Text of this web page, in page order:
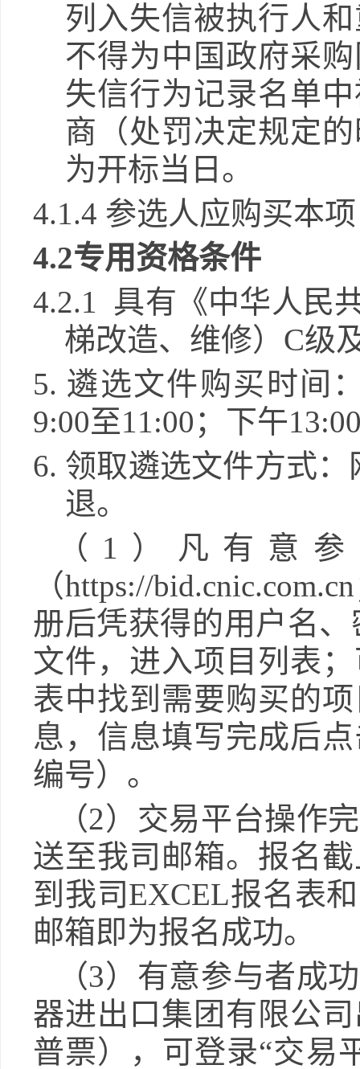
列入失信被执行人
不得为中国政府采
失信行为记录名单
商（处罚决定规定
为开标当日。
4.1.4 参选人应购买本
4.2专用资格条件
4.2.1 具有《中华人民
梯改造、维修）C级
5. 遴选文件购买时间
9:00至11:00；下午
6. 领取遴选文件方式：
退。
（ 1）凡有意
（https://
册后凭获得的用户名
文件，进入项目列表
表中找到需要购买的
息，信息填写完成后
编号）。
（2）交易平台操作
送至我司邮箱。报名
到我司EXCEL报名表
邮箱即为报名成功。
（3）有意参与者成
器进出口集团有限公
普票），可登录“交易